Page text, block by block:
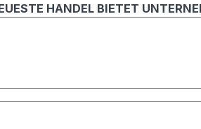
HANDEL BIETET